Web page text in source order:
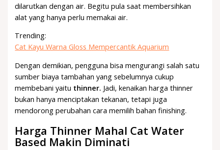
dilarutkan dengan air. Begitu pula saat membersihkan
alat yang hanya perlu memakai air.
Trending:
Cat Kayu Warna Gloss Mempercantik Aquarium
Dengan demikian, pengguna bisa mengurangi salah satu
sumber biaya tambahan yang sebelumnya cukup
membebani yaitu thinner. Jadi, kenaikan harga thinner
bukan hanya menciptakan tekanan, tetapi juga
mendorong perubahan cara memilih bahan finishing.
Harga Thinner Mahal Cat Water
Based Makin Diminati